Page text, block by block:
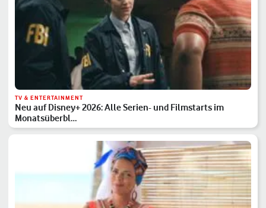
TV & ENTERTAINMENT
Neu auf Disney+ 2026: Alle Serien- und Filmstarts im
Monatsüberbl…